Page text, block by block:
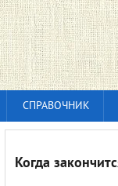
СПРАВОЧНИК
Когда